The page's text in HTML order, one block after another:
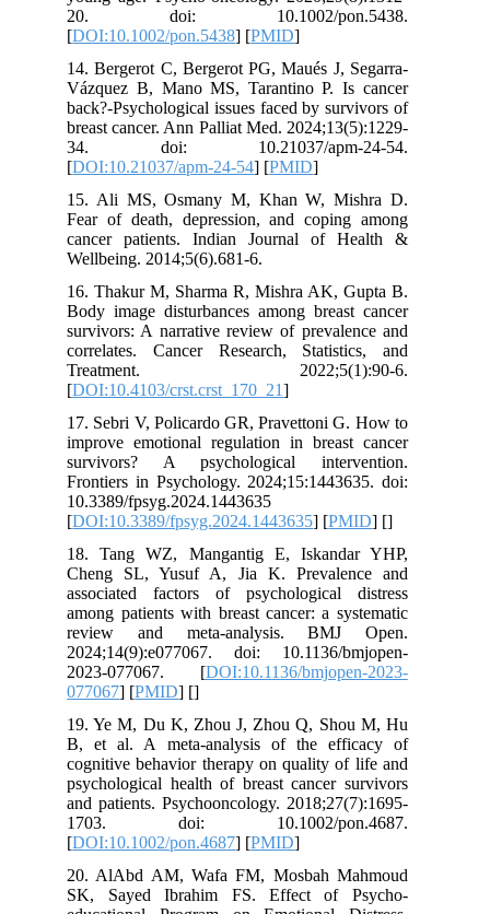
20. doi: 10.1002/pon.5438.
[DOI:10.1002/pon.5438] [PMID
14. Bergerot C, Bergerot PG, Maués J, Segarra-
Vázquez B, Mano MS, Tarantino P. Is cancer
back?-Psychological issues faced by survivors of
breast cancer. Ann Palliat Med. 2024;13(5):1229-
34. doi: 10.21037/apm-24-54.
[DOI:10.21037/apm-24-54] [PMID
15. Ali MS, Osmany M, Khan W, Mishra D.
Fear of death, depression, and coping among
cancer patients. Indian Journal of Health &
Wellbeing. 2014;5(6).681-6.
16. Thakur M, Sharma R, Mishra AK, Gupta B.
Body image disturbances among breast cancer
survivors: A narrative review of prevalence and
correlates. Cancer Research, Statistics, and
Treatment. 2022;5(1):90-6.
[DOI:10.4103/crst.crst_170_21
17. Sebri V, Policardo GR, Pravettoni G. How to
improve emotional regulation in breast cancer
survivors? A psychological intervention.
Frontiers in Psychology. 2024;15:1443635. doi:
10.3389/fpsyg.2024.1443635
[DOI:10.3389/fpsyg.2024.1443635] [PMID] [
18. Tang WZ, Mangantig E, Iskandar YHP,
Cheng SL, Yusuf A, Jia K. Prevalence and
associated factors of psychological distress
among patients with breast cancer: a systematic
review and meta-analysis. BMJ Open.
2024;14(9):e077067. doi: 10.1136/bmjopen-
2023-077067. [DOI:10.1136/bmjopen-2023-
077067] [PMID] [
19. Ye M, Du K, Zhou J, Zhou Q, Shou M, Hu
B, et al. A meta-analysis of the efficacy of
cognitive behavior therapy on quality of life and
psychological health of breast cancer survivors
and patients. Psychooncology. 2018;27(7):1695-
1703. doi: 10.1002/pon.4687.
[DOI:10.1002/pon.4687] [PMID
20. AlAbd AM, Wafa FM, Mosbah Mahmoud
SK, Sayed Ibrahim FS. Effect of Psycho-